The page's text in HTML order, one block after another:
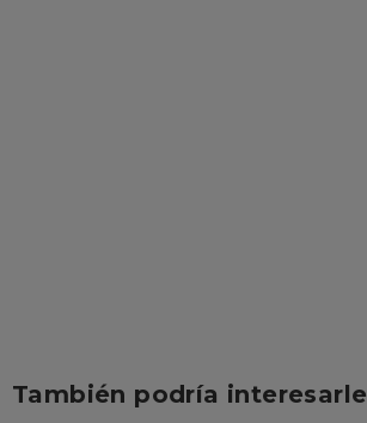
También podría interesarle